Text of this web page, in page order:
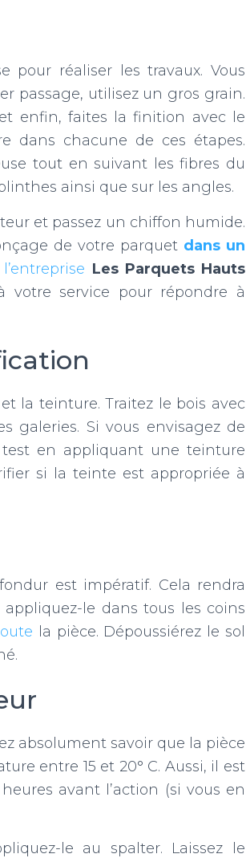
pour réaliser les travaux. Vous
passage, utilisez un gros grain.
enfin, faites la finition avec le
dans chacune de ces étapes.
tout en suivant les fibres du
ainsi que sur les angles.
et passez un chiffon humide.
de votre parquet dans un
Les Parquets Hauts
votre service pour répondre à
la teinture. Traitez le bois avec
galeries. Si vous envisagez de
en appliquant une teinture
si la teinte est appropriée à
est impératif. Cela rendra
le dans tous les coins
la pièce. Dépoussiérez le sol
absolument savoir que la pièce
entre 15 et 20° C. Aussi, il est
avant l’action (si vous en
le au spalter. Laissez le